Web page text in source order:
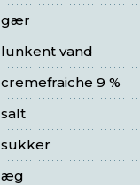
gær
lunkent vand
cremefraiche 9 %
salt
sukker
æg